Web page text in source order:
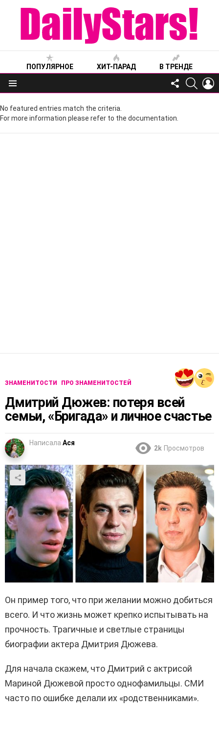
ПОПУЛЯРНОЕ ХИТ-ПАРАД В ТРЕНДЕ
Меню
FOLLOW
US
No featured entries match the criteria.
For more information please refer to the documentation.
ЗНАМЕНИТОСТИ ПРО ЗНАМЕНИТОСТЕЙ
Дмитрий Дюжев: потеря всей
семьи, «Бригада» и личное счастье
Написала Ася
2k Просмотров
Он пример того, что при желании можно добиться
всего. И что жизнь может крепко испытывать на
прочность. Трагичные и светлые страницы
биографии актера Дмитрия Дюжева.
Для начала скажем, что Дмитрий с актрисой
Мариной Дюжевой просто однофамильцы. СМИ
часто по ошибке делали их «родственниками».